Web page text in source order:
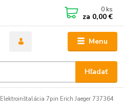
Menu
Hľadať
0 ks
za 0,00 €
Elektroinštalácia 7pin Erich Jaeger 737364